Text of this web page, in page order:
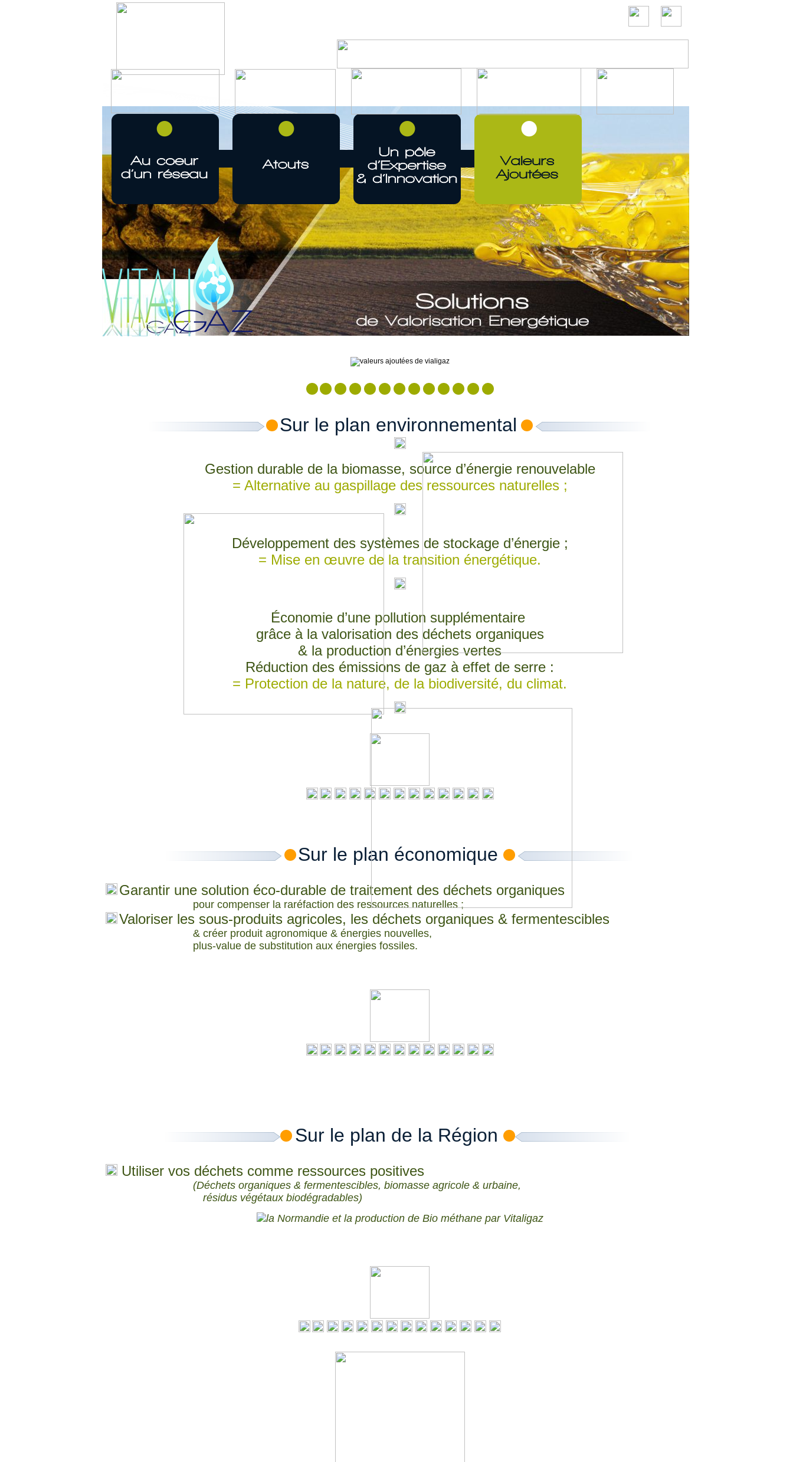
Sur le plan environnemental
Gestion durable de la biomasse, source d’énergie renouvelable
= Alternative au gaspillage des ressources naturelles ;
Développement des systèmes de stockage d’énergie ;
= Mise en œuvre de la transition énergétique.
Économie d’une pollution supplémentaire
grâce à la valorisation des déchets organiques
& la production d’énergies vertes
Réduction des émissions de gaz à effet de serre :
= Protection de la nature, de la biodiversité, du climat.
Sur le plan économique
Garantir une solution éco-durable de traitement des déchets organiques
pour compenser la raréfaction des ressources naturelles ;
Valoriser les sous-produits agricoles, les déchets organiques & fermentescibles
& créer produit agronomique & énergies nouvelles,
plus-value de substitution aux énergies fossiles.
Sur le plan de la Région
Utiliser vos déchets comme ressources positives
(Déchets organiques & fermentescibles, biomasse agricole & urbaine,
résidus végétaux biodégradables)